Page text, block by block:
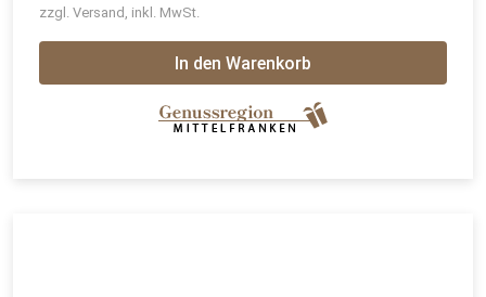
zzgl. Versand, inkl. MwSt.
In den Warenkorb